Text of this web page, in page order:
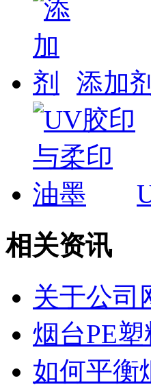
添加剂
相关资讯
关于公司
烟台PE
如何平衡